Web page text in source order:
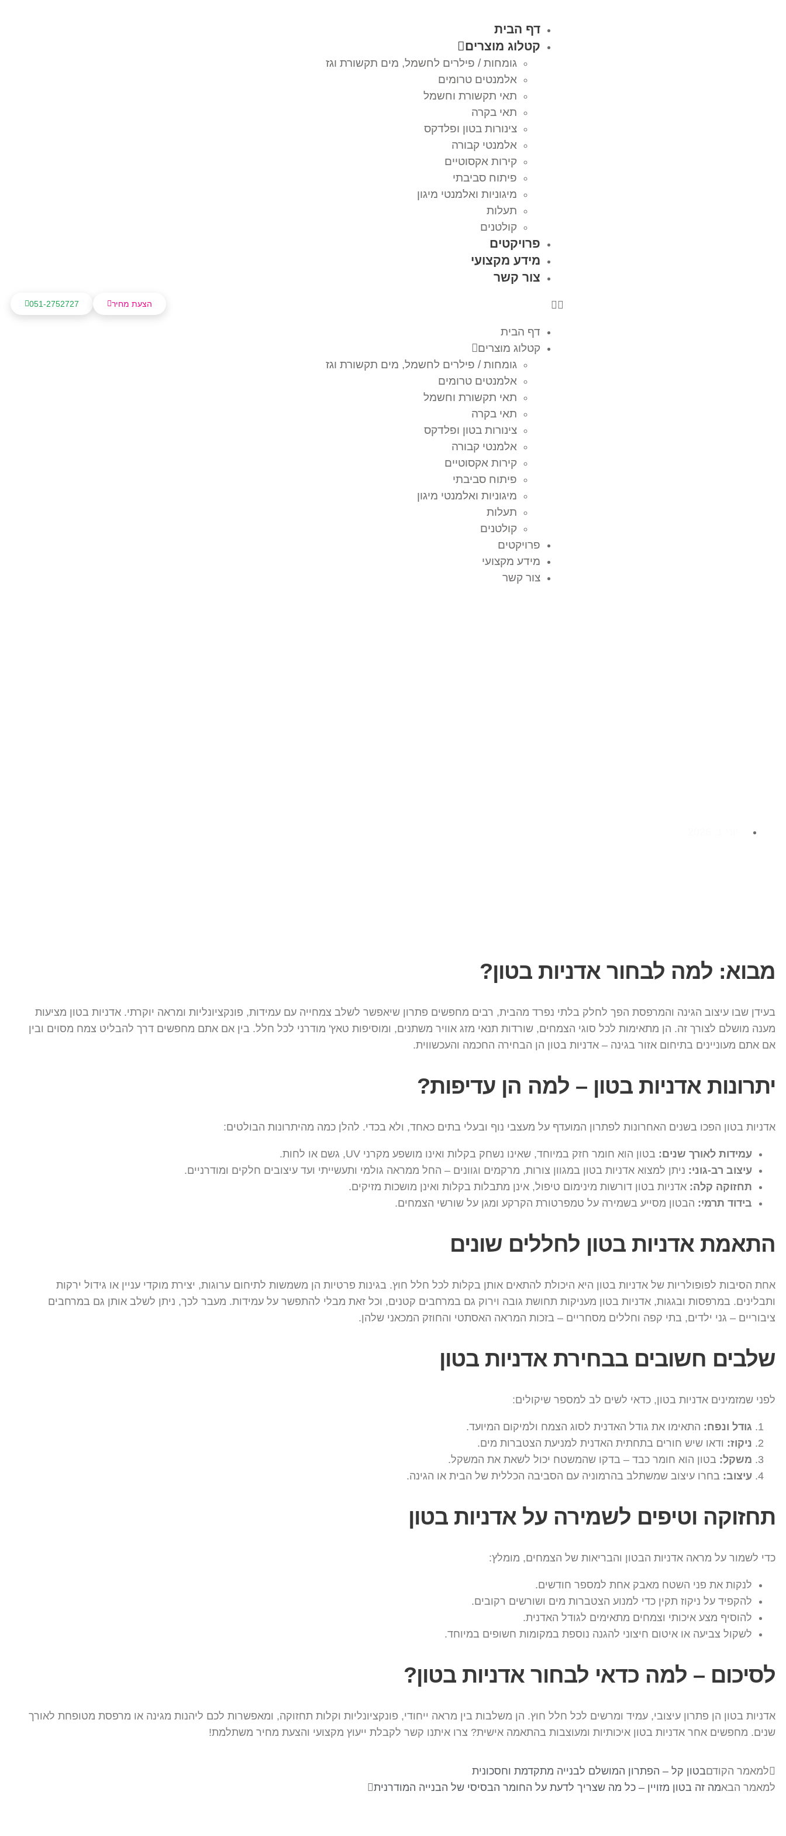
דף הבית
קטלוג מוצרים
גומחות / פילרים לחשמל, מים תקשורת וגז
אלמנטים טרומים
תאי תקשורת וחשמל
תאי בקרה
צינורות בטון ופלדקס
אלמנטי קבורה
קירות אקסוטיים
פיתוח סביבתי
מיגוניות ואלמנטי מיגון
תעלות
קולטנים
פרויקטים
מידע מקצועי
צור קשר
דף הבית
קטלוג מוצרים
גומחות / פילרים לחשמל, מים תקשורת וגז
אלמנטים טרומים
תאי תקשורת וחשמל
תאי בקרה
צינורות בטון ופלדקס
אלמנטי קבורה
קירות אקסוטיים
פיתוח סביבתי
מיגוניות ואלמנטי מיגון
תעלות
קולטנים
פרויקטים
מידע מקצועי
צור קשר
051-2752727 הצעת מחיר
מבוא: למה לבחור אדניות בטון?
בעידן שבו עיצוב הגינה והמרפסת הפך לחלק בלתי נפרד מהבית, רבים מחפשים פתרון שיאפשר לשלב צמחייה עם עמידות, פונקציונליות ומראה יוקרתי. אדניות בטון מציעות
מענה מושלם לצורך זה. הן מתאימות לכל סוגי הצמחים, שורדות תנאי מזג אוויר משתנים, ומוסיפות טאץ' מודרני לכל חלל. בין אם אתם מחפשים דרך להבליט צמח מסוים ובין
אם אתם מעוניינים בתיחום אזור בגינה – אדניות בטון הן הבחירה החכמה והעכשווית.
יתרונות אדניות בטון – למה הן עדיפות?
אדניות בטון הפכו בשנים האחרונות לפתרון המועדף על מעצבי נוף ובעלי בתים כאחד, ולא בכדי. להלן כמה מהיתרונות הבולטים:
עמידות לאורך שנים: בטון הוא חומר חזק במיוחד, שאינו נשחק בקלות ואינו מושפע מקרני UV, גשם או לחות.
עיצוב רב-גוני: ניתן למצוא אדניות בטון במגוון צורות, מרקמים וגוונים – החל ממראה גולמי ותעשייתי ועד עיצובים חלקים ומודרניים.
תחזוקה קלה: אדניות בטון דורשות מינימום טיפול, אינן מתבלות בקלות ואינן מושכות מזיקים.
בידוד תרמי: הבטון מסייע בשמירה על טמפרטורת הקרקע ומגן על שורשי הצמחים.
התאמת אדניות בטון לחללים שונים
אחת הסיבות לפופולריות של אדניות בטון היא היכולת להתאים אותן בקלות לכל חלל חוץ. בגינות פרטיות הן משמשות לתיחום ערוגות, יצירת מוקדי עניין או גידול ירקות
ותבלינים. במרפסות ובגגות, אדניות בטון מעניקות תחושת גובה וירוק גם במרחבים קטנים, וכל זאת מבלי להתפשר על עמידות. מעבר לכך, ניתן לשלב אותן גם במרחבים
ציבוריים – גני ילדים, בתי קפה וחללים מסחריים – בזכות המראה האסתטי והחוזק המכאני שלהן.
שלבים חשובים בבחירת אדניות בטון
לפני שמזמינים אדניות בטון, כדאי לשים לב למספר שיקולים:
גודל ונפח: התאימו את גודל האדנית לסוג הצמח ולמיקום המיועד.
ניקוז: ודאו שיש חורים בתחתית האדנית למניעת הצטברות מים.
משקל: בטון הוא חומר כבד – בדקו שהמשטח יכול לשאת את המשקל.
עיצוב: בחרו עיצוב שמשתלב בהרמוניה עם הסביבה הכללית של הבית או הגינה.
תחזוקה וטיפים לשמירה על אדניות בטון
כדי לשמור על מראה אדניות הבטון והבריאות של הצמחים, מומלץ:
לנקות את פני השטח מאבק אחת למספר חודשים.
להקפיד על ניקוז תקין כדי למנוע הצטברות מים ושורשים רקובים.
להוסיף מצע איכותי וצמחים מתאימים לגודל האדנית.
לשקול צביעה או איטום חיצוני להגנה נוספת במקומות חשופים במיוחד.
לסיכום – למה כדאי לבחור אדניות בטון?
אדניות בטון הן פתרון עיצובי, עמיד ומרשים לכל חלל חוץ. הן משלבות בין מראה ייחודי, פונקציונליות וקלות תחזוקה, ומאפשרות לכם ליהנות מגינה או מרפסת מטופחת לאורך
שנים. מחפשים אחר אדניות בטון איכותיות ומעוצבות בהתאמה אישית? צרו איתנו קשר לקבלת ייעוץ מקצועי והצעת מחיר משתלמת!
למאמר הקודםבטון קל – הפתרון המושלם לבנייה מתקדמת וחסכונית
למאמר הבאמה זה בטון מזויין – כל מה שצריך לדעת על החומר הבסיסי של הבנייה המודרנית